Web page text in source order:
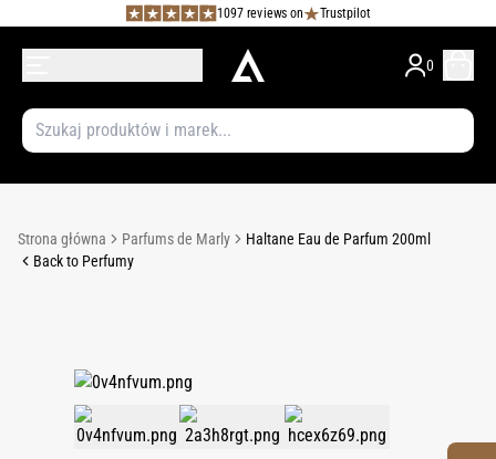
1097 reviews on Trustpilot
0
Strona główna Parfums de Marly
Haltane Eau de Parfum 200ml
Back to Perfumy